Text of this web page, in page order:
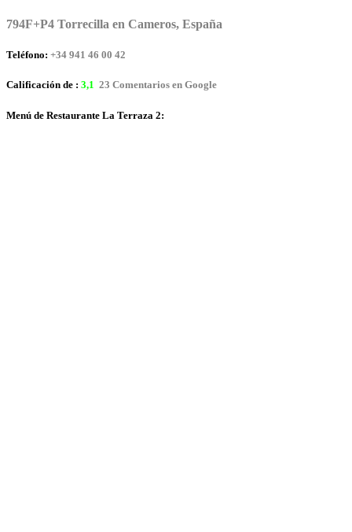
794F+P4 Torrecilla en Cameros, España
Teléfono: +34 941 46 00 42
Calificación de : 3,1 23 Comentarios en Google
Menú de Restaurante La Terraza 2: